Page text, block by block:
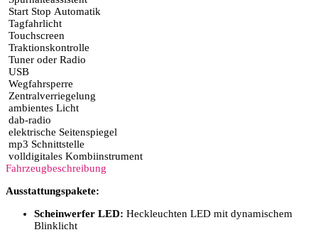
Start Stop Automatik
Tagfahrlicht
Touchscreen
Traktionskontrolle
Tuner oder Radio
USB
Wegfahrsperre
Zentralverriegelung
ambientes Licht
dab-radio
elektrische Seitenspiegel
mp3 Schnittstelle
volldigitales Kombiinstrument
Fahrzeugbeschreibung
Ausstattungspakete:
Scheinwerfer LED: Heckleuchten LED mit dynamischem
Blinklicht